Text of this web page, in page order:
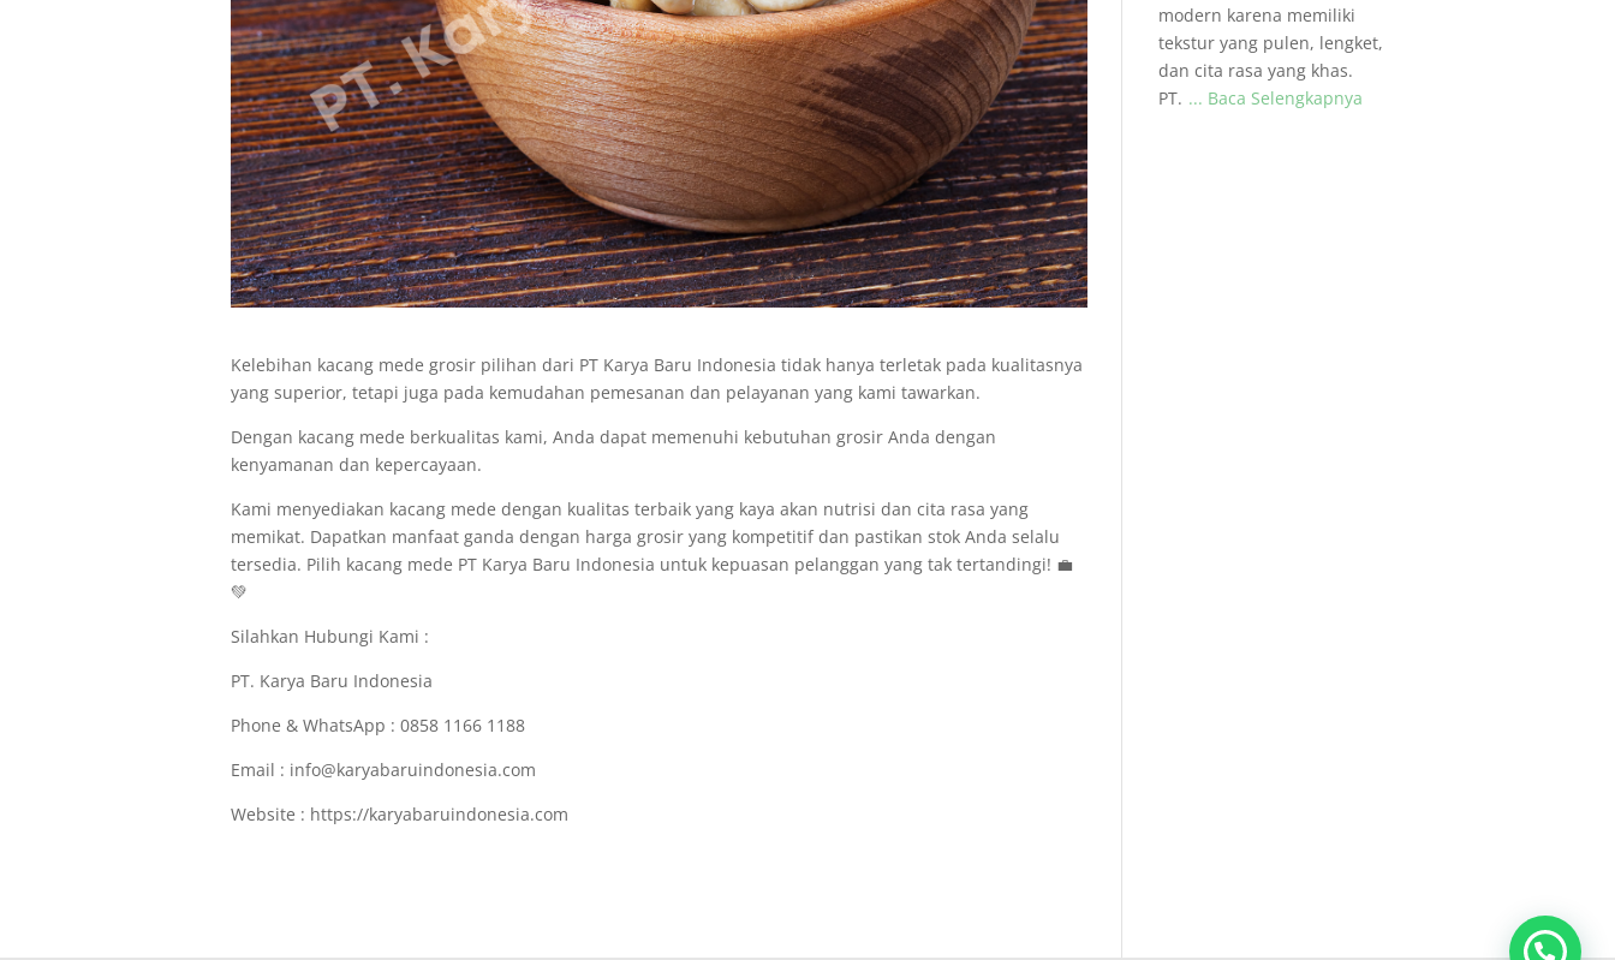
Kelebihan kacang mede grosir pilihan dari PT Karya Baru Indonesia tidak hanya terletak pada kualitasnya
yang superior, tetapi juga pada kemudahan pemesanan dan pelayanan yang kami tawarkan.
Dengan kacang mede berkualitas kami, Anda dapat memenuhi kebutuhan grosir Anda dengan
kenyamanan dan kepercayaan.
Kami menyediakan kacang mede dengan kualitas terbaik yang kaya akan nutrisi dan cita rasa yang
memikat. Dapatkan manfaat ganda dengan harga grosir yang kompetitif dan pastikan stok Anda selalu
tersedia. Pilih kacang mede PT Karya Baru Indonesia untuk kepuasan pelanggan yang tak tertandingi! 💼
💚
Silahkan Hubungi Kami :
PT. Karya Baru Indonesia
Phone & WhatsApp : 0858 1166 1188
Email : info@karyabaruindonesia.com
Website : https://karyabaruindonesia.com
modern karena memiliki
tekstur yang pulen, lengket,
dan cita rasa yang khas.
PT. ... Baca Selengkapnya